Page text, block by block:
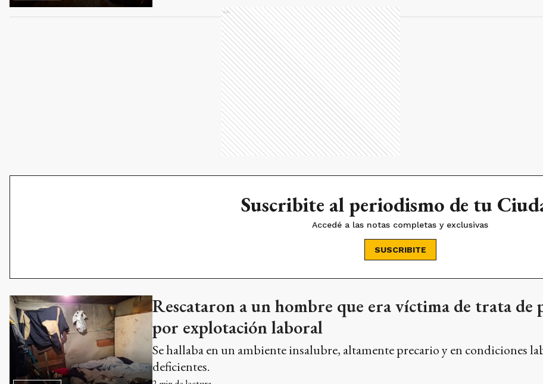
Ads
Suscribite al periodismo de tu
Accedé a las notas completas y exclusivas
SUSCRIBITE
Rescataron a un hombre que era víctima de trata de
por explotación laboral
Se hallaba en un ambiente insalubre, altamente precario y en condiciones
deficientes.